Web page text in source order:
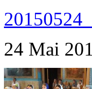
24 Mai